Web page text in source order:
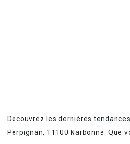
Découvrez les dernières
Perpignan, 11100 Narbonne. Que